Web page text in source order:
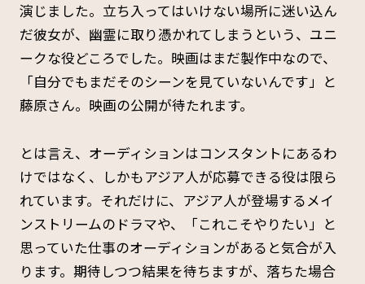
演じました。立ち入ってはいけない場所に迷い込ん
だ彼女が、幽霊に取り憑かれてしまうという、ユニ
ークな役どころでした。映画はまだ製作中なので、
「自分でもまだそのシーンを見ていないんです」と
藤原さん。映画の公開が待たれます。
とは言え、オーディションはコンスタントにあるわ
けではなく、しかもアジア人が応募できる役は限ら
れています。それだけに、アジア人が登場するメイ
ンストリームのドラマや、「これこそやりたい」と
思っていた仕事のオーディションがあると気合が入
ります。期待しつつ結果を待ちますが、落ちた場合